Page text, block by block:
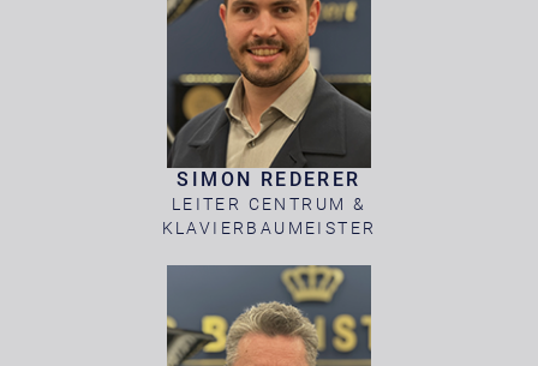
SIMON REDERER
LEITER CENTRUM &
KLAVIERBAUMEISTER